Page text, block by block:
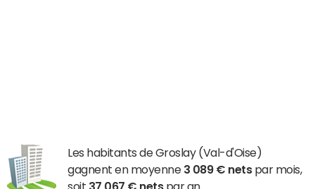
Les habitants de Groslay (Val-d'Oise)
gagnent en moyenne 3 089 € netspar mois,
soit 37 067 € netspar an.